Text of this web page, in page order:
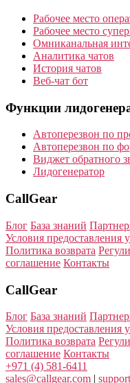
Рабочее место
Рабочее место
Омниканальная
Аналитика чатов
История чатов
Веб-чат бот
Функции
Автоперезвон по
Автоперезвон по
Виджет обратного
Лидогенератор
CallGear
Блог База знаний
Условия предоставления
Политика возврата
соглашение Контакты
CallGear
Блог База знаний
Условия предоставления
Политика возврата
соглашение Контакты
+971 (4) 581-6411
sales@callgear.com |